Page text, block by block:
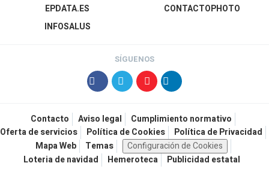
EPDATA.ES
INFOSALUS
CONTACTOPHOTO
SÍGUENOS
Contacto Aviso legal
Cumplimiento normativo
Oferta de servicios
Política de Cookies
Política de Privacidad
Mapa Web
Temas
Configuración de Cookies
Loteria de navidad
Hemeroteca Publicidad estatal